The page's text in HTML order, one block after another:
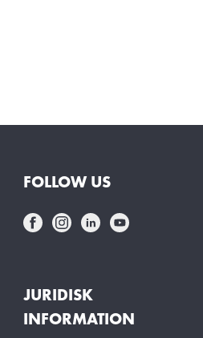
FOLLOW US
JURIDISK
INFORMATION